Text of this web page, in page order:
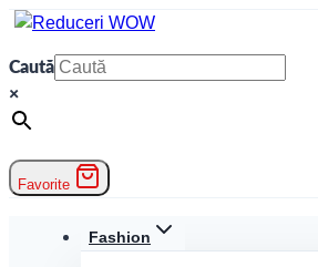
Skip
content
Caută
×
Favorite
Fashion